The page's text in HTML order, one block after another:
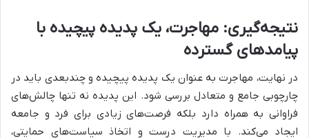
نتیجه‌گیری: مهاجرت، یک پدیده پیچیده با
پیامدهای گسترده
در نهایت، مهاجرت به عنوان یک پدیده پیچیده و چندبعدی باید در
چارچوبی جامع و متعادل بررسی شود. این پدیده نه تنها چالش‌های
فراوانی به همراه دارد بلکه فرصت‌های زیادی برای فرد و جامعه
ایجاد می‌کند. با مدیریت درست و اتخاذ سیاست‌های حمایتی،